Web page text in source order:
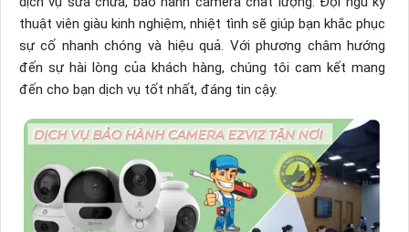
thuật viên giàu kinh nghiệm, nhiệt tình sẽ giúp bạn khắc phục
sự cố nhanh chóng và hiệu quả. Với phương châm hướng
đến sự hài lòng của khách hàng, chúng tôi cam kết mang
đến cho bạn dịch vụ tốt nhất, đáng tin cậy.